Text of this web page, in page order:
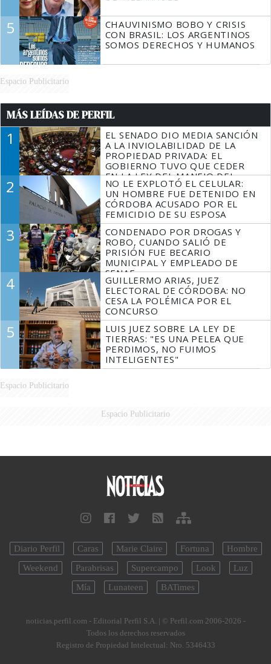
5
CHAUVINISMO BOBO Y CRISIS
CON BRASIL: LOS ARGENTINOS
SOMOS DERECHOS Y HUMANOS
Espacio Publicitario
MÁS LEÍDAS DE PERFIL
1
EL SENADO DIO MEDIA SANCIÓN
A LA INVIOLABILIDAD DE LA
PROPIEDAD PRIVADA: EL
GOBIERNO TUVO QUE CEDER
EN LA LEY DEL MANEJO DEL
FUEGO
2
NO LE EXPLOTÓ EL CELULAR:
UN HOMBRE FUE DETENIDO EN
CÓRDOBA ACUSADO POR EL
FEMICIDIO DE SU ESPOSA
3
CONDENADO POR DROGAS Y
ROBO, CUANDO SALIÓ DE
PRISIÓN FUE BECARIO
MUNICIPAL Y EMPLEADO DE
SENAF
4
GUILLERMO ARIAS, JUEZ
ELECTORAL DE CÓRDOBA: NO
CESA LA POLÉMICA POR EL
CONCURSO
5
LUIS JUEZ SOBRE LA LEY DE
TIERRAS: "ES UNA PELEA QUE
PERDIMOS, NO FUIMOS
INTELIGENTES"
Espacio Publicitario
Espacio Publicitario
Diario Perfil Caras Marie Claire Fortuna
Hombre
Weekend
Parabrisas Supercampo Look
Luz
Mía
Lunateen BATimes
noticias.perfil.com - Editorial Perfil S.A. | © Perfil.com 2006-2026 -
Todos los derechos reservados
Registro de Propiedad Intelectual: Nro. 5346433